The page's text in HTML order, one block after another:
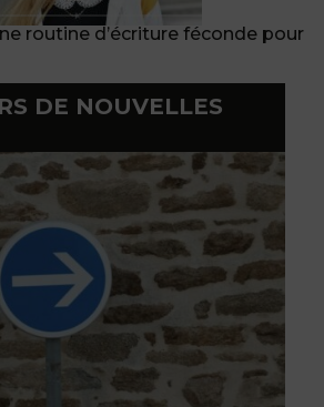
routine d’écriture féconde pour
DE NOUVELLES